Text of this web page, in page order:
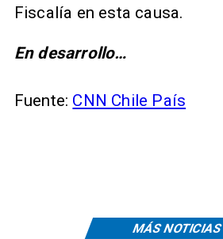
Fiscalía en esta causa.
En desarrollo…
Fuente: CNN Chile País
MÁS NOTICIAS